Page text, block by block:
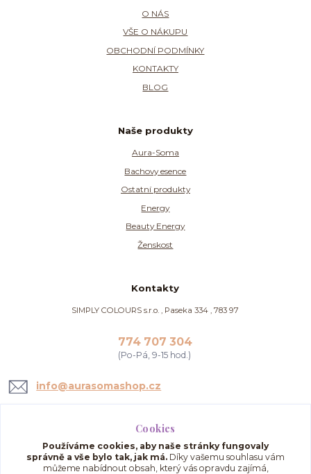
O NÁS
VŠE O NÁKUPU
OBCHODNÍ PODMÍNKY
KONTAKTY
BLOG
Naše produkty
Aura-Soma
Bachovy esence
Ostatní produkty
Energy
Beauty Energy
Ženskost
Kontakty
SIMPLY COLOURS s.r.o. , Paseka 334 , 783 97
774 707 304
(Po-Pá, 9-15 hod.)
info@aurasomashop.cz
Cookies
Používáme cookies, aby naše stránky fungovaly
správně a vše bylo tak, jak má. Díky vašemu souhlasu vám
můžeme nabídnout obsah, který vás opravdu zajímá,